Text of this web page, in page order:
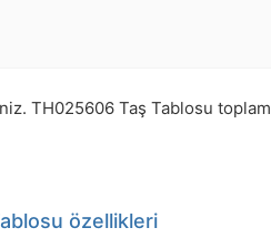
TH025606 Taş Tablosu toplam
özellikleri